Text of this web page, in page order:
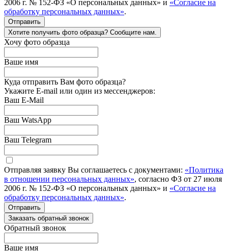
2006 г. № 152-ФЗ «О персональных данных» и «Согласие на
обработку персональных данных».
Отправить
Хотите получить фото образца? Сообщите нам.
Хочу фото образца
Ваше имя
Куда отправить Вам фото образца?
Укажите E-mail или один из мессенджеров:
Ваш E-Mail
Ваш WatsApp
Ваш Telegram
Отправляя заявку Вы соглашаетесь с документами: «Политика
в отношении персональных данных», согласно ФЗ от 27 июля
2006 г. № 152-ФЗ «О персональных данных» и «Согласие на
обработку персональных данных».
Отправить
Заказать обратный звонок
Обратный звонок
Ваше имя